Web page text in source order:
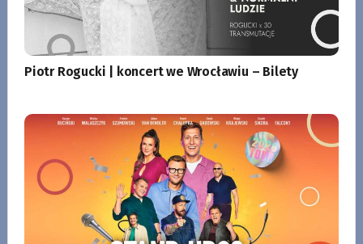
Piotr Rogucki | koncert we Wrocławiu – Bilety